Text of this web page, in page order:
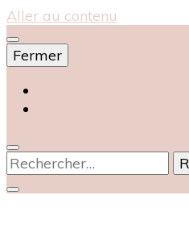
Aller au contenu
Fermer
Rechercher :